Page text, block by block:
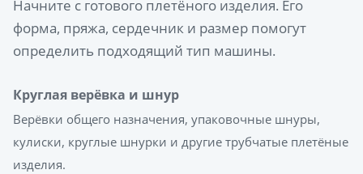
Начните с готового плетёного изделия. Его
форма, пряжа, сердечник и размер помогут
определить подходящий тип машины.
Круглая верёвка и шнур
Верёвки общего назначения, упаковочные шнуры,
кулиски, круглые шнурки и другие трубчатые плетёные
изделия.